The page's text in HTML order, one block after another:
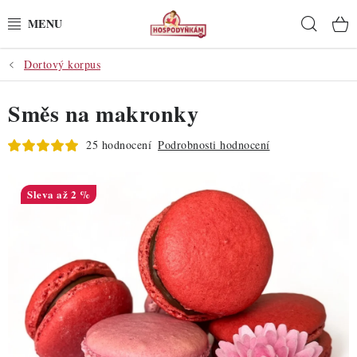
na
POTŘEBY
POMŮCKY
SUROVINY
DEKORACE
DO KUCHYNĚ
POCHUTINY
Dortový korpus
Směs na makronky
25 hodnocení Podrobnosti hodnocení
až 2 %